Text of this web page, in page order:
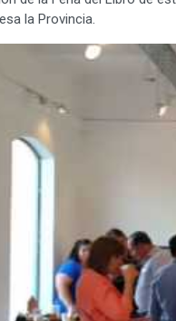
la Provincia.